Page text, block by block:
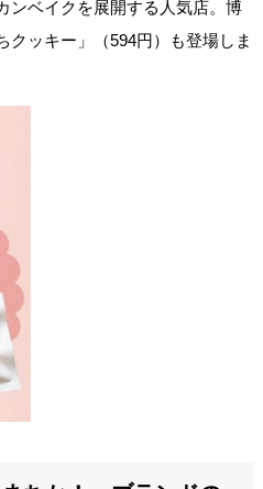
ンベイクを展開する人気店。博
クッキー」（594円）も登場しま